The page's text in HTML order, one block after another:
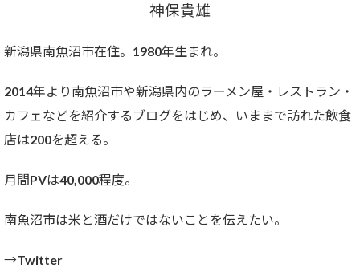
神保貴雄
新潟県南魚沼市在住。1980年生まれ。
2014年より南魚沼市や新潟県内のラーメン屋・レストラン・
カフェなどを紹介するブログをはじめ、いままで訪れた飲食
店は200を超える。
月間PVは40,000程度。
南魚沼市は米と酒だけではないことを伝えたい。
→Twitter